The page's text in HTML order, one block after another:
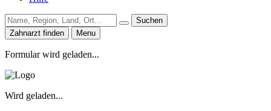
Suchen
Zahnarzt finden
Menu
Formular wird geladen...
Wird geladen...